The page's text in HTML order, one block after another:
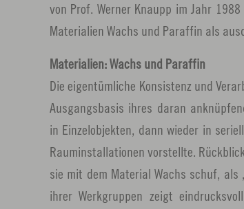
von Prof. Werner Knaupp im Jahr
Materialien Wachs und Paraffin als
Materialien: Wachs und Paraffin
Die eigentümliche Konsistenz und
Ausgangsbasis ihres daran
in Einzelobjekten, dann wieder in
Rauminstallationen vorstellte.
sie mit dem Material Wachs schuf, als
ihrer Werkgruppen zeigt